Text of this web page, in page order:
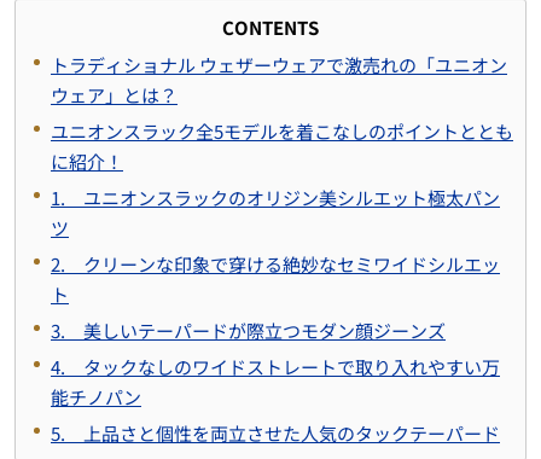
CONTENTS
トラディショナル ウェザーウェアで激売れの「ユニオン
ウェア」とは？
ユニオンスラック全5モデルを着こなしのポイントととも
に紹介！
1. ユニオンスラックのオリジン美シルエット極太パン
ツ
2. クリーンな印象で穿ける絶妙なセミワイドシルエッ
ト
3. 美しいテーパードが際立つモダン顔ジーンズ
4. タックなしのワイドストレートで取り入れやすい万
能チノパン
5. 上品さと個性を両立させた人気のタックテーパード